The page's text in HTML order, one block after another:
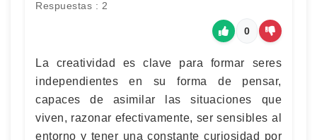
Respuestas : 2
0
La creatividad es clave para formar seres
independientes en su forma de pensar,
capaces de asimilar las situaciones que
viven, razonar efectivamente, ser sensibles al
entorno y tener una constante curiosidad por